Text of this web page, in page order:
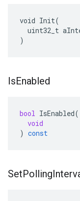
void Init(
uint32_t
)
IsEnabled
bool IsEnabled(
void
) const
SetPolling